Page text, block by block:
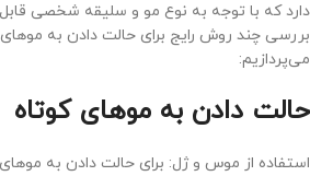
دارد که با توجه به نوع مو و سلیقه شخصی
بررسی چند روش رایج برای حالت دادن به موهای
می‌پردازیم:
حالت دادن به موهای کوتاه
استفاده از موس و ژل: برای حالت دادن به